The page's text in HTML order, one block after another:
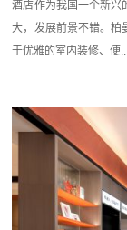
酒店作为我国一个新兴
大，发展前景不错。柏
于优雅的室内装修、便...